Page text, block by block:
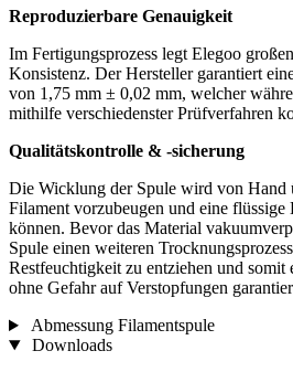
Reproduzierbare Genauigkeit
Im Fertigungsprozess legt Elegoo
Konsistenz. Der Hersteller garantiert
von 1,75 mm ± 0,02 mm, welcher
mithilfe verschiedenster Prüfverfahren
Qualitätskontrolle & -sicherung
Die Wicklung der Spule wird von Hand
Filament vorzubeugen und eine flüssige
können. Bevor das Material
Spule einen weiteren
Restfeuchtigkeit zu entziehen und somit
ohne Gefahr auf Verstopfungen
Abmessung Filamentspule
Downloads